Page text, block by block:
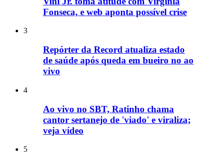
Fonseca, e web aponta possível crise
3
Repórter da Record atualiza estado
de saúde após queda em bueiro no ao
vivo
4
Ao vivo no SBT, Ratinho chama
cantor sertanejo de 'viado' e viraliza;
veja vídeo
5